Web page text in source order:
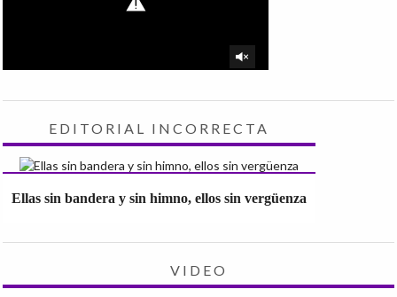
EDITORIAL INCORRECTA
Ellas sin bandera y sin himno, ellos sin vergüenza
VIDEO